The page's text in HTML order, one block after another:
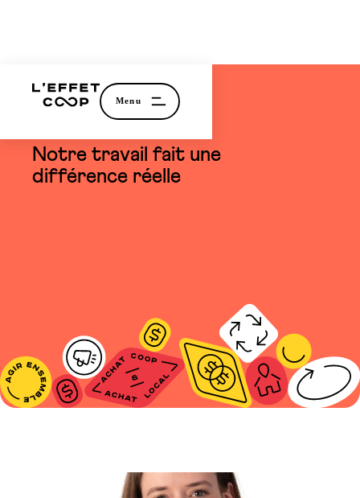
Notre travail fait une
différence réelle